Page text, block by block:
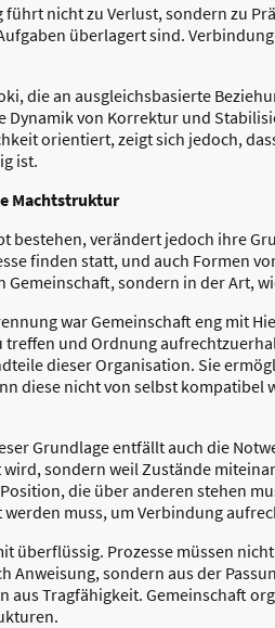
führt nicht zu Verlust, sondern zu
überlagert sind.
die an ausgleichsbasierte
Dynamik von Korrektur und
orientiert, zeigt sich jedoch,
ist.
Machtstruktur
bestehen, verändert jedoch ihre
finden statt, und auch Formen
Gemeinschaft, sondern in der Art,
war Gemeinschaft eng mit
treffen und Ordnung
dieser Organisation. Sie
diese nicht von selbst
Grundlage entfällt auch die
sondern weil Zustände
die über anderen stehen
muss, um Verbindung
überflüssig. Prozesse müssen
Anweisung, sondern aus der
aus Tragfähigkeit. Gemeinschaft